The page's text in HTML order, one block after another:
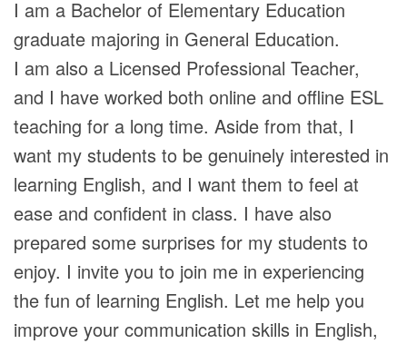
I am a Bachelor of Elementary Education
graduate majoring in General Education.
I am also a Licensed Professional Teacher,
and I have worked both online and offline ESL
teaching for a long time. Aside from that, I
want my students to be genuinely interested in
learning English, and I want them to feel at
ease and confident in class. I have also
prepared some surprises for my students to
enjoy. I invite you to join me in experiencing
the fun of learning English. Let me help you
improve your communication skills in English,